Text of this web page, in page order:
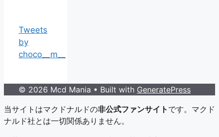
Tweets
by
choco__m__
© 2026 Mcd Mania • Built with GeneratePress
当サイトはマクドナルドの非公式ファンサイト です。マクド
ナルド社とは一切関係ありません。